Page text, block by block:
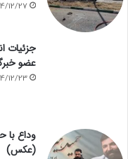
12/27
جزئیات
عضو
12/23
وداع با
(عکس)